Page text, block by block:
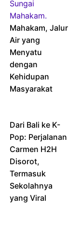
Mahakam, Jalur
Air yang
Menyatu
dengan
Kehidupan
Masyarakat
Dari Bali ke K-
Pop: Perjalanan
Carmen H2H
Disorot,
Termasuk
Sekolahnya
yang Viral